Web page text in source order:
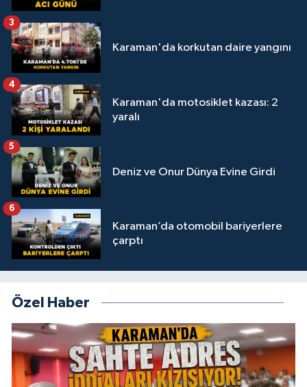
Karaman'da korkutan daire yangını
3
Karaman'da motosiklet kazası: 2
yaralı
4
Deniz ve Onur Dünya Evine Girdi
5
Karaman’da otomobil bariyerlere
çarptı
6
Özel Haber